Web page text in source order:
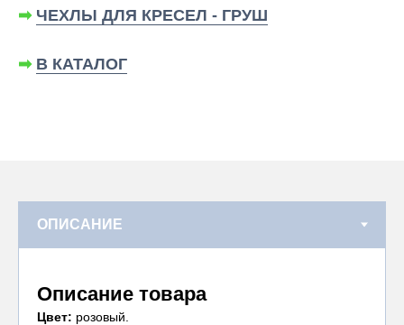
➡ ЧЕХЛЫ ДЛЯ КРЕСЕЛ - ГРУШ
➡ В КАТАЛОГ
Описание товара
Цвет: розовый.